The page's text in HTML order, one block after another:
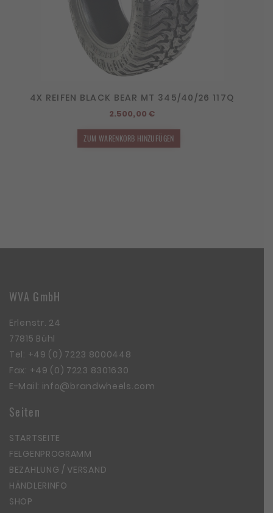
4X REIFEN BLACK BEAR MT 345/40/26 117Q
2.500,00€
ZUM WARENKORB HINZUFÜGEN
WVA GmbH
Erlenstr. 24
77815 Bühl
Tel: +49 (0) 7223 8000448
Fax: +49 (0) 7223 8301630
E-Mail: info@brandwheels.com
Seiten
STARTSEITE
FELGENPROGRAMM
BEZAHLUNG / VERSAND
HÄNDLERINFO
SHOP